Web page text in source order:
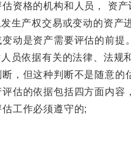
资格的机构和人员， 资
产权交易或变动的资产进
动是资产需要评估的前提。
依据有关的法律、法规和
，但这种判断不是随意的
的依据包括四方面内容
工作必须遵守的;